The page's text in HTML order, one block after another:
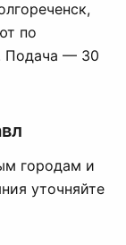
по
Подача — 30
городам и
уточняйте